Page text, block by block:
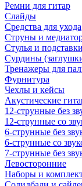
Ремни для гитар
Слайды
Средства для ухода
Струны и
Стулья и
Сурдины
Тренажеры для
Фурнитура
Чехлы и кейсы
Акустические
12-струнные без
12-струнные со
6-струнные без
6-струнные со
7-струнные без
Левосторонние
Наборы и